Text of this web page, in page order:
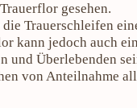
gesehen.
Trauerschleifen
kann jedoch auch
und Überlebenden
von Anteilnahme